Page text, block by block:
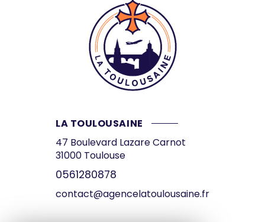
LA TOULOUSAINE
47 Boulevard Lazare Carnot
31000 Toulouse
0561280878
contact@agencelatoulousaine.fr